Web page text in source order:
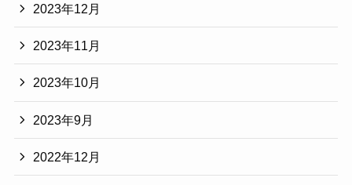
2023年12月
2023年11月
2023年10月
2023年9月
2022年12月